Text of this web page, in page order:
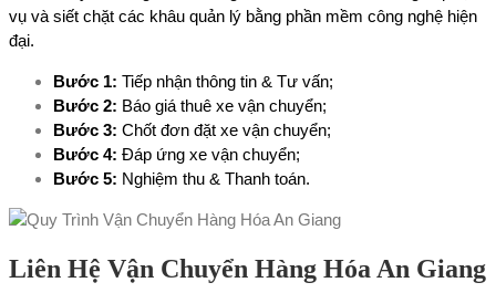
vụ và siết chặt các khâu quản lý bằng phần mềm công nghệ hiện
đại.
Bước 1: Tiếp nhận thông tin & Tư vấn;
Bước 2: Báo giá thuê xe vận chuyển;
Bước 3: Chốt đơn đặt xe vận chuyển;
Bước 4: Đáp ứng xe vận chuyển;
Bước 5: Nghiệm thu & Thanh toán.
Liên Hệ Vận Chuyển Hàng Hóa An Giang